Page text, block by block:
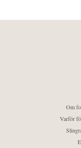
Om
Varför